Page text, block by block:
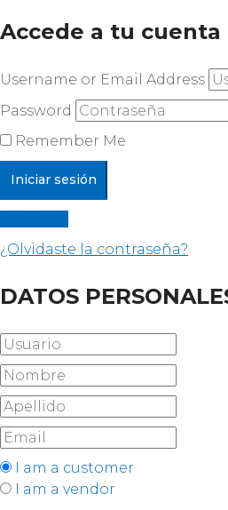
Accede a tu cuenta
Username or Email Address
Password
Remember Me
¿Olvidaste la contraseña?
DATOS
I am a customer
I am a vendor